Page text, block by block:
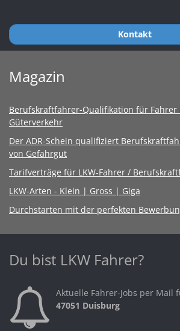
Kontakt
Magazin
Berufskraftfahrer-Qualifikation für Fahrer
Güterverkehr
Der ADR-Schein qualifiziert
von Gefahrgut
Tarifverträge für LKW-Fahrer /
LKW-Arten - Klein | Gross | Giga
Durchstarten mit der perfekten
Du bist LKW Fahrer?
Aktuelle Fahrer-Jobs per Mail
47051 Duisburg